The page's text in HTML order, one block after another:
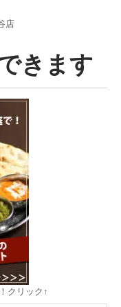
店
きます
クリック↑